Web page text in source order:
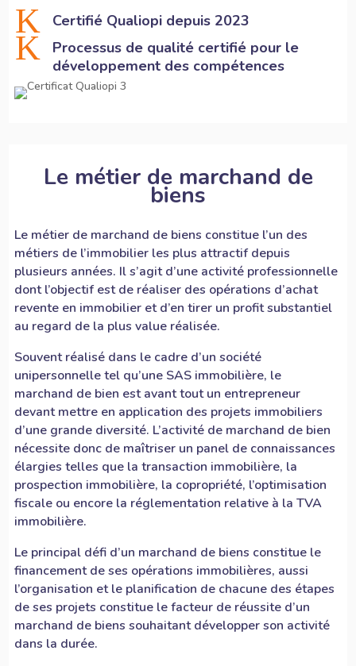
K Certifié Qualiopi depuis 2023
K
Processus de qualité certifié pour le
développement des compétences
Le métier de marchand de
biens
Le métier de marchand de biens constitue l’un des
métiers de l’immobilier les plus attractif depuis
plusieurs années. Il s’agit d’une activité professionnelle
dont l’objectif est de réaliser des opérations d’achat
revente en immobilier et d’en tirer un profit substantiel
au regard de la plus value réalisée.
Souvent réalisé dans le cadre d’un société
unipersonnelle tel qu’une SAS immobilière, le
marchand de bien est avant tout un entrepreneur
devant mettre en application des projets immobiliers
d’une grande diversité. L’activité de marchand de bien
nécessite donc de maîtriser un panel de connaissances
élargies telles que la transaction immobilière, la
prospection immobilière, la copropriété, l’optimisation
fiscale ou encore la réglementation relative à la TVA
immobilière.
Le principal défi d’un marchand de biens constitue le
financement de ses opérations immobilières, aussi
l’organisation et le planification de chacune des étapes
de ses projets constitue le facteur de réussite d’un
marchand de biens souhaitant développer son activité
dans la durée.